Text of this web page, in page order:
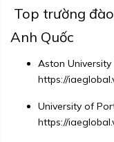
Top trường
Anh Quốc
Aston
https://
University of
https://